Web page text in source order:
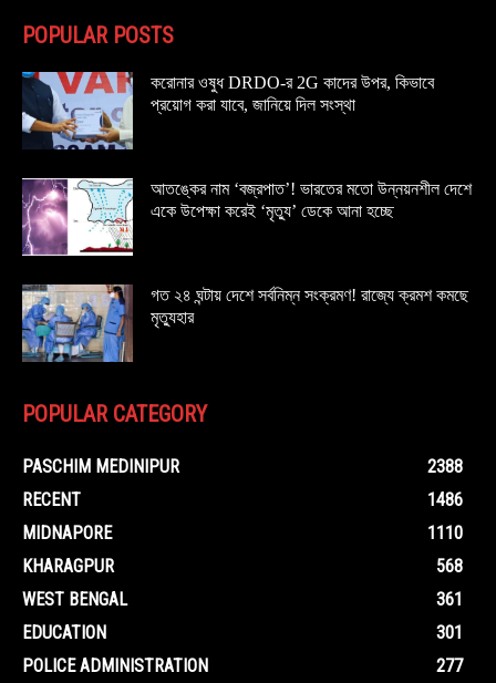
POPULAR POSTS
করোনার ওষুধ DRDO-র 2G কাদের উপর, কিভাবে
প্রয়োগ করা যাবে, জানিয়ে দিল সংস্থা
আতঙ্কের নাম ‘বজ্রপাত’! ভারতের মতো উন্নয়নশীল দেশে
একে উপেক্ষা করেই ‘মৃত্যু’ ডেকে আনা হচ্ছে
গত ২৪ ঘন্টায় দেশে সর্বনিম্ন সংক্রমণ! রাজ্যে ক্রমশ কমছে
মৃত্যুহার
POPULAR CATEGORY
PASCHIM MEDINIPUR
2388
RECENT
1486
MIDNAPORE
1110
KHARAGPUR
568
WEST BENGAL
361
EDUCATION
301
POLICE ADMINISTRATION
277